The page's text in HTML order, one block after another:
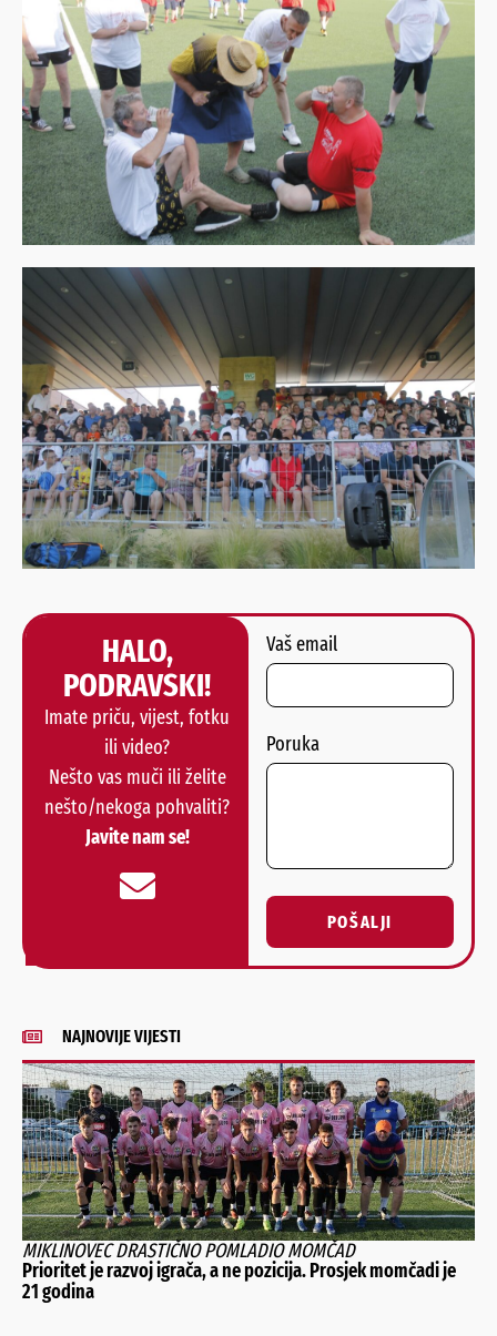
HALO,
PODRAVSKI!
Imate priču, vijest, fotku
ili video?
Nešto vas muči ili želite
nešto/nekoga pohvaliti?
Javite nam se!
Vaš email
Poruka
POŠALJI
Alternative:
NAJNOVIJE VIJESTI
MIKLINOVEC DRASTIČNO POMLADIO MOMČAD
Prioritet je razvoj igrača, a ne pozicija. Prosjek momčadi je
21 godina